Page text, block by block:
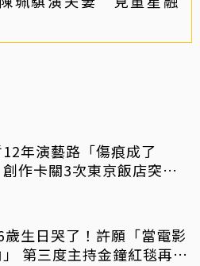
年演藝路「傷痕成了
作卡關3次東京飯店突找
歲生日哭了！許願「當電影
第三度主持金鐘紅毯再喊